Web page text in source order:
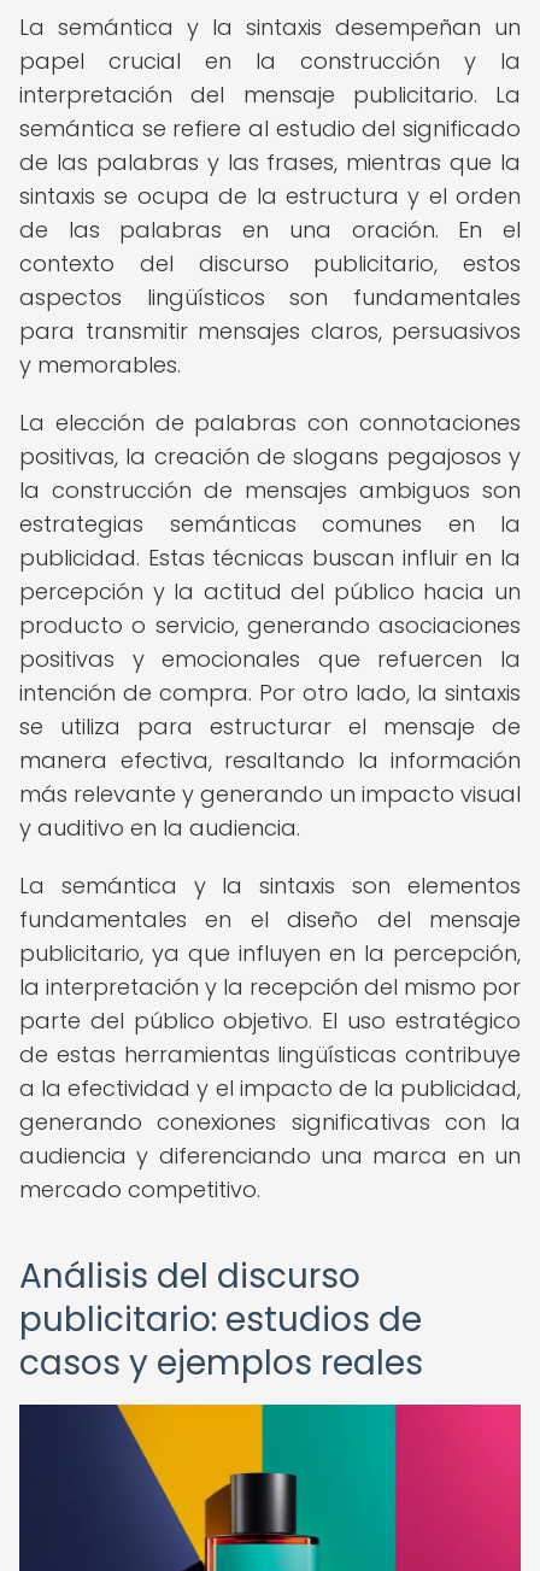
La semántica y la sintaxis desempeñan un
papel crucial en la construcción y la
interpretación del mensaje publicitario. La
semántica se refiere al estudio del significado
de las palabras y las frases, mientras que la
sintaxis se ocupa de la estructura y el orden
de las palabras en una oración. En el
contexto del discurso publicitario, estos
aspectos lingüísticos son fundamentales
para transmitir mensajes claros, persuasivos
y memorables.
La elección de palabras con connotaciones
positivas, la creación de slogans pegajosos y
la construcción de mensajes ambiguos son
estrategias semánticas comunes en la
publicidad. Estas técnicas buscan influir en la
percepción y la actitud del público hacia un
producto o servicio, generando asociaciones
positivas y emocionales que refuercen la
intención de compra. Por otro lado, la sintaxis
se utiliza para estructurar el mensaje de
manera efectiva, resaltando la información
más relevante y generando un impacto visual
y auditivo en la audiencia.
La semántica y la sintaxis son elementos
fundamentales en el diseño del mensaje
publicitario, ya que influyen en la percepción,
la interpretación y la recepción del mismo por
parte del público objetivo. El uso estratégico
de estas herramientas lingüísticas contribuye
a la efectividad y el impacto de la publicidad,
generando conexiones significativas con la
audiencia y diferenciando una marca en un
mercado competitivo.
Análisis del discurso
publicitario: estudios de
casos y ejemplos reales